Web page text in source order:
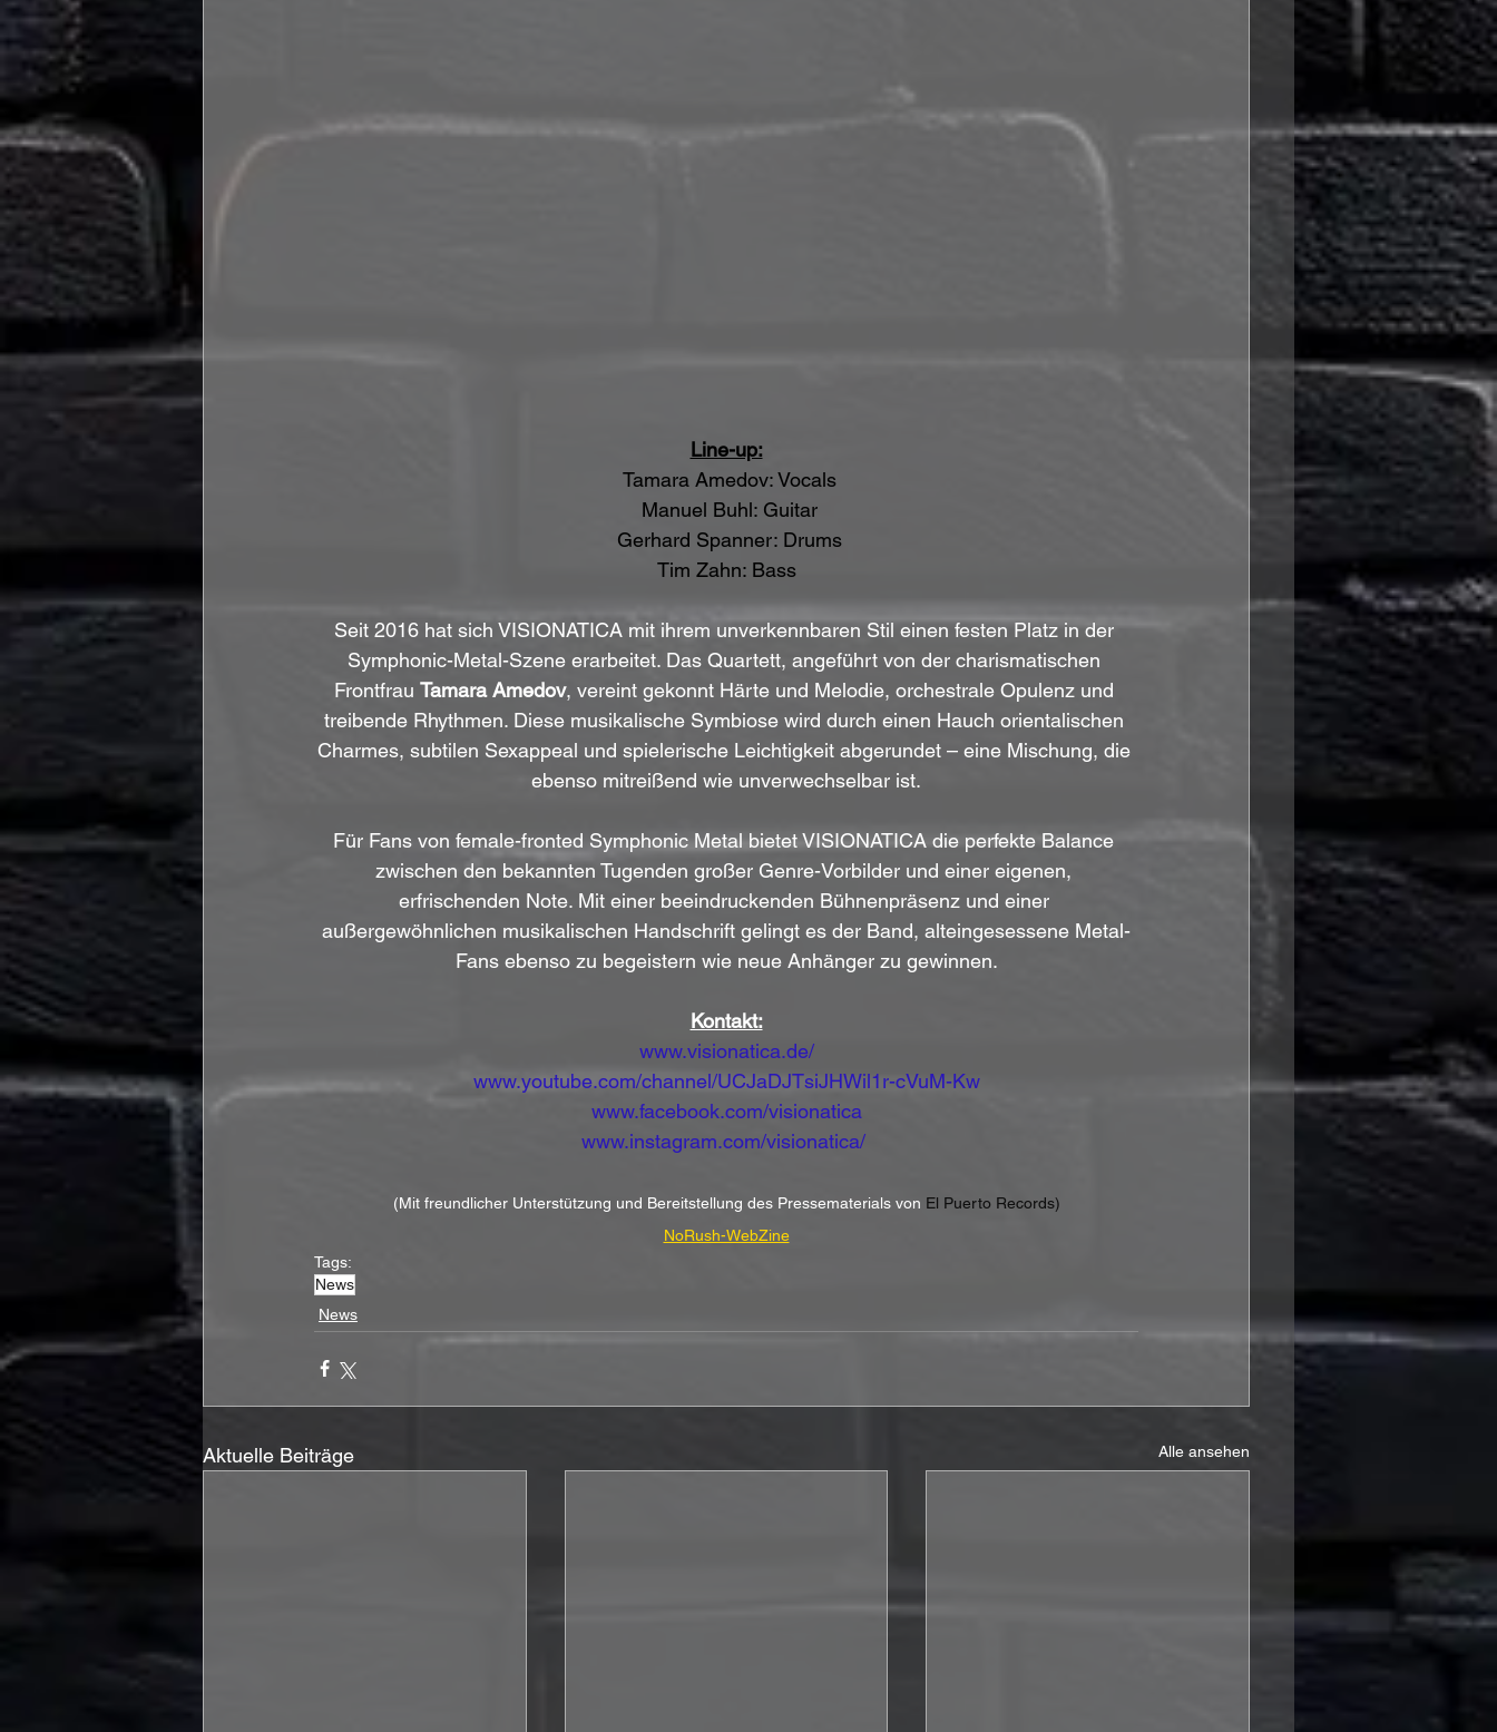
Line-up:
Tamara Amedov: Vocals
Manuel Buhl: Guitar
Gerhard Spanner: Drums
Tim Zahn: Bass
Seit 2016 hat sich VISIONATICA mit ihrem unverkennbaren Stil einen festen Platz in der
Symphonic-Metal-Szene erarbeitet. Das Quartett, angeführt von der charismatischen
Frontfrau Tamara Amedov, vereint gekonnt Härte und Melodie, orchestrale Opulenz und
treibende Rhythmen. Diese musikalische Symbiose wird durch einen Hauch orientalischen
Charmes, subtilen Sexappeal und spielerische Leichtigkeit abgerundet – eine Mischung, die
ebenso mitreißend wie unverwechselbar ist.
Für Fans von female-fronted Symphonic Metal bietet VISIONATICA die perfekte Balance
zwischen den bekannten Tugenden großer Genre-Vorbilder und einer eigenen,
erfrischenden Note. Mit einer beeindruckenden Bühnenpräsenz und einer
außergewöhnlichen musikalischen Handschrift gelingt es der Band, alteingesessene Metal-
Fans ebenso zu begeistern wie neue Anhänger zu gewinnen.
Kontakt:
www.visionatica.de/
www.youtube.com/channel/UCJaDJTsiJHWil1r-cVuM-Kw
www.facebook.com/visionatica
www.instagram.com/visionatica/
(Mit freundlicher Unterstützung und Bereitstellung des Pressematerials von El Puerto Records)
NoRush-WebZine
Tags:
News
News
Aktuelle Beiträge Alle ansehen